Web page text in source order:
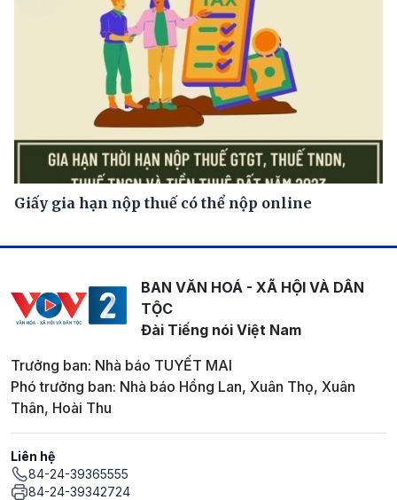
Giấy gia hạn nộp thuế có thể nộp online
BAN VĂN HOÁ - XÃ HỘI VÀ DÂN
TỘC
Đài Tiếng nói Việt Nam
Trưởng ban: Nhà báo TUYẾT MAI
Phó trưởng ban: Nhà báo Hồng Lan, Xuân Thọ, Xuân
Thân, Hoài Thu
Liên hệ
84-24-39365555
84-24-39342724